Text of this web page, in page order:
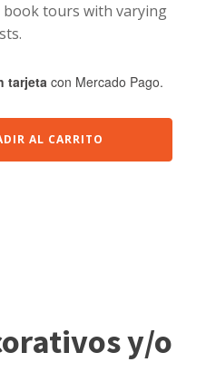
tours with varying
tarjeta con Mercado Pago.
AL CARRITO
y/o